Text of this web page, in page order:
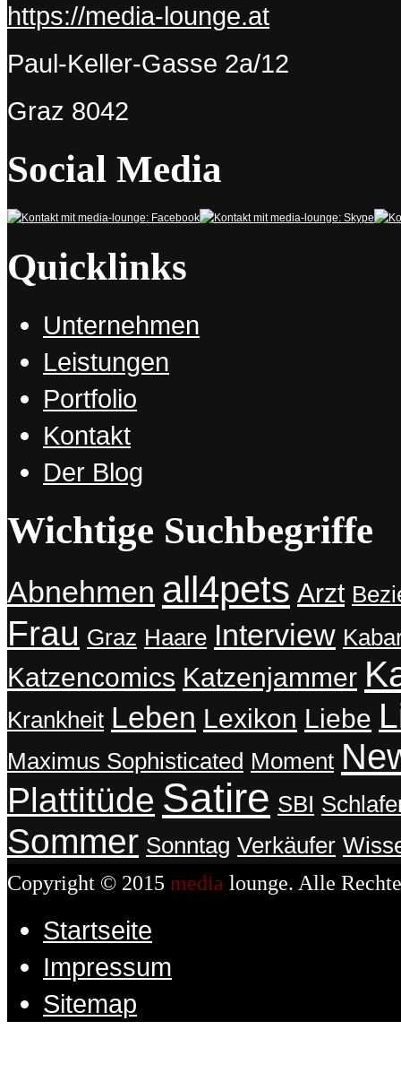
https://media-lounge.at
Paul-Keller-Gasse 2a/12
Graz 8042
Social Media
Quicklinks
Unternehmen
Leistungen
Portfolio
Kontakt
Der Blog
Wichtige Suchbegriffe
Abnehmen all4pets Arzt
Frau Graz Haare Interview
Katzencomics Katzenjammer
Krankheit Leben Lexikon Liebe
Maximus Sophisticated Moment
Plattitüde Satire SBI
Sommer Sonntag Verkäufer
Copyright © 2015 media lounge. Alle
Startseite
Impressum
Sitemap